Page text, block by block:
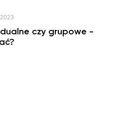
czy grupowe -